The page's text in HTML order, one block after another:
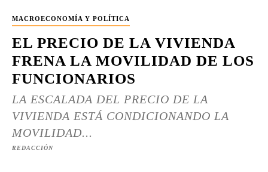
MACROECONOMÍA Y POLÍTICA
EL PRECIO DE LA VIVIENDA
FRENA LA MOVILIDAD DE LOS
FUNCIONARIOS
LA ESCALADA DEL PRECIO DE LA
VIVIENDA ESTÁ CONDICIONANDO LA
MOVILIDAD...
REDACCIÓN